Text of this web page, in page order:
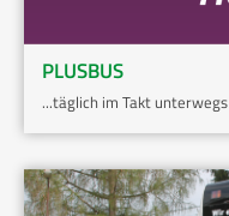
PLUSBUS
...täglich im Takt unterwegs